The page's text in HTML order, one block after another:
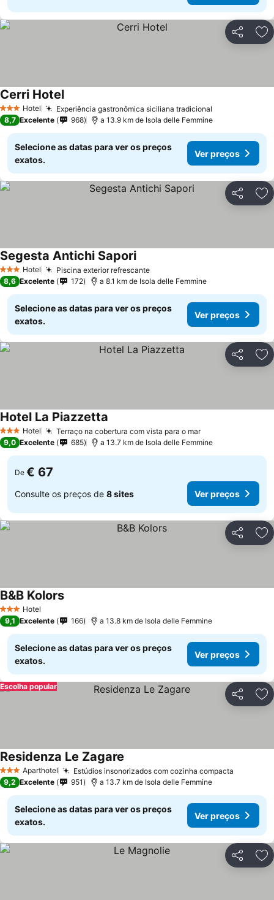
Partilhar
3 EstrelasHotel Experiência gastronômica siciliana tradicional
Cerri Hotel
8,7 Excelente 968 a 13.9 km de Isola delle Femmine
Selecione as datas para ver os preços
exatos.
Ver preços
Partilhar
3 EstrelasHotel Piscina exterior refrescante
Segesta Antichi Sapori
8,6 Excelente 172 a 8.1 km de Isola delle Femmine
Selecione as datas para ver os preços
exatos.
Ver preços
Partilhar
3 EstrelasHotel Terraço na cobertura com vista para o mar
Hotel La Piazzetta
9,0 Excelente 685 a 13.7 km de Isola delle Femmine
De € 67
Consulte os preços de 8 sites Ver preços
Partilhar
3 EstrelasHotel
B&B Kolors
9,1 Excelente 166 a 13.8 km de Isola delle Femmine
Selecione as datas para ver os preços
exatos.
Ver preços
Partilhar
Escolha popular
3 EstrelasAparthotel Estúdios insonorizados com cozinha compacta
Residenza Le Zagare
9,2 Excelente 951 a 13.7 km de Isola delle Femmine
Selecione as datas para ver os preços
exatos.
Ver preços
Partilhar